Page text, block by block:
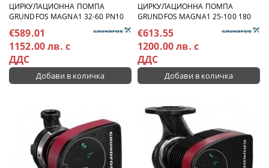
ЦИРКУЛАЦИОННА ПОМПА
GRUNDFOS MAGNA1 32-60 PN10
€589.01
1152.00 лв. с
ДДС
ЦИРКУЛАЦИОННА ПОМПА
GRUNDFOS MAGNA1 25-100 180
€613.55
1200.00 лв. с
ДДС